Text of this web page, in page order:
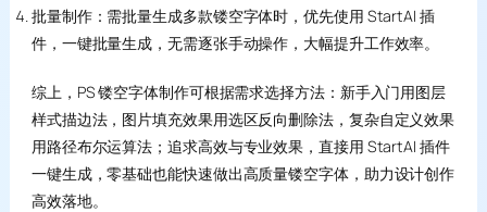
批量制作：需批量生成多款镂空字体时，优先使用 StartAI 插
件，一键批量生成，无需逐张手动操作，大幅提升工作效率。
综上，PS 镂空字体制作可根据需求选择方法：新手入门用图层
样式描边法，图片填充效果用选区反向删除法，复杂自定义效果
用路径布尔运算法；追求高效与专业效果，直接用 StartAI 插件
一键生成，零基础也能快速做出高质量镂空字体，助力设计创作
高效落地。